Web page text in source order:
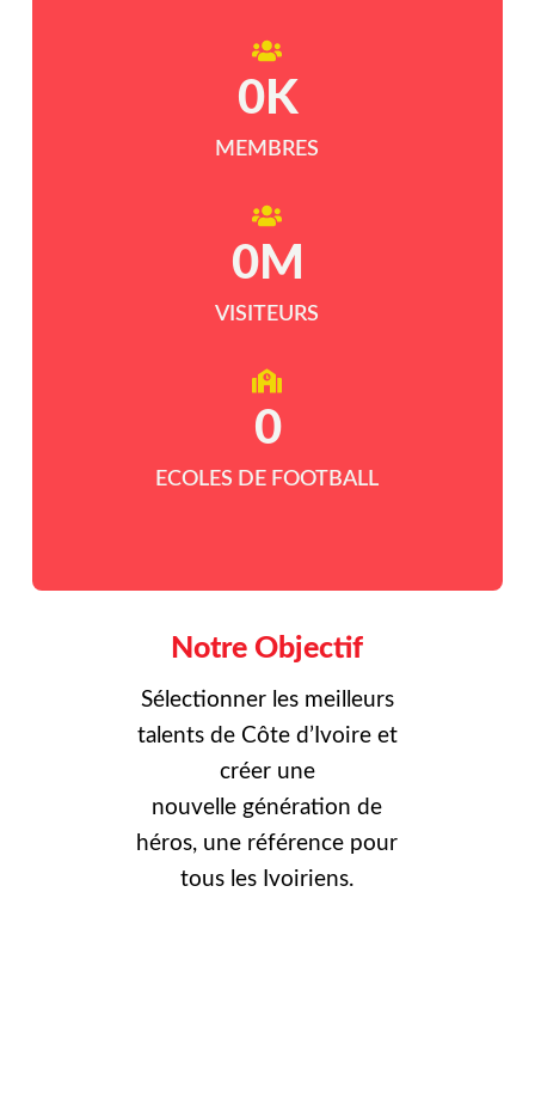
MEMBRES
0K
VISITEURS
0M
ECOLES DE FOOTBALL
0
Notre Objectif
Sélectionner les meilleurs
talents de Côte d’Ivoire et
créer une
nouvelle génération de
héros, une référence pour
tous les Ivoiriens.